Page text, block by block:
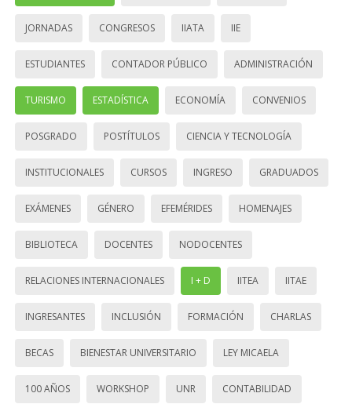
JORNADAS CONGRESOS IIATA IIE
ESTUDIANTES CONTADOR PÚBLICO ADMINISTRACIÓN
TURISMO ESTADÍSTICA ECONOMÍA CONVENIOS
POSGRADO POSTÍTULOS CIENCIA Y TECNOLOGÍA
INSTITUCIONALES CURSOS INGRESO GRADUADOS
EXÁMENES GÉNERO EFEMÉRIDES HOMENAJES
BIBLIOTECA DOCENTES NODOCENTES
RELACIONES INTERNACIONALES I + D IITEA IITAE
INGRESANTES INCLUSIÓN FORMACIÓN CHARLAS
BECAS BIENESTAR UNIVERSITARIO LEY MICAELA
100 AÑOS WORKSHOP UNR CONTABILIDAD